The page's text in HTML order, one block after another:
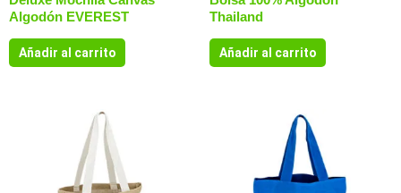
Algodón EVEREST
Añadir al carrito
Thailand
Añadir al carrito